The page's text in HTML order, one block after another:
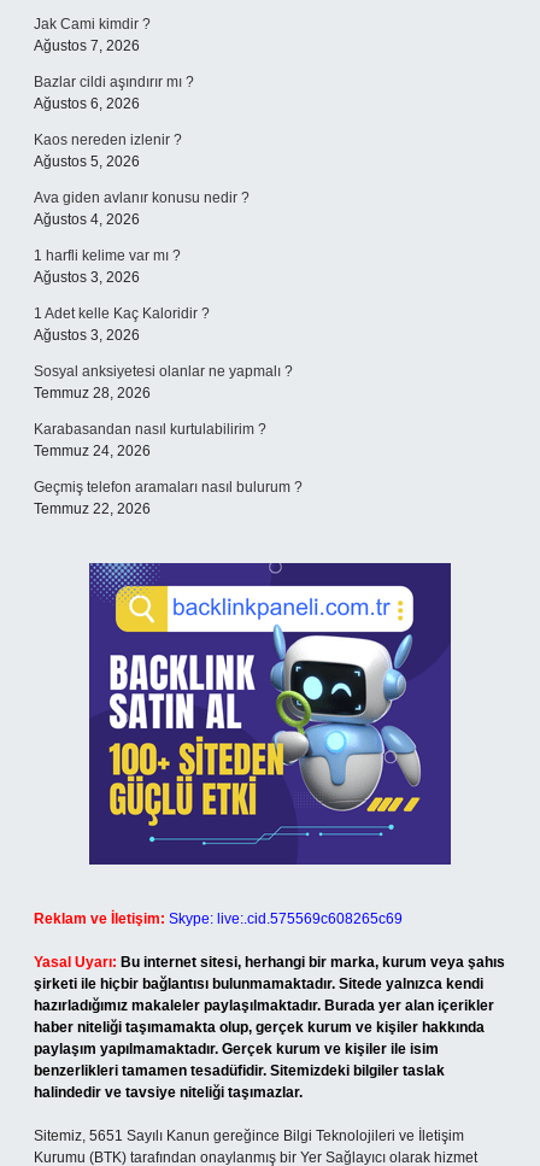
Jak Cami kimdir ?
Ağustos 7, 2026
Bazlar cildi aşındırır mı ?
Ağustos 6, 2026
Kaos nereden izlenir ?
Ağustos 5, 2026
Ava giden avlanır konusu nedir ?
Ağustos 4, 2026
1 harfli kelime var mı ?
Ağustos 3, 2026
1 Adet kelle Kaç Kaloridir ?
Ağustos 3, 2026
Sosyal anksiyetesi olanlar ne yapmalı ?
Temmuz 28, 2026
Karabasandan nasıl kurtulabilirim ?
Temmuz 24, 2026
Geçmiş telefon aramaları nasıl bulurum ?
Temmuz 22, 2026
Reklam ve İletişim: Skype: live:.cid.575569c608265c69
Yasal Uyarı: Bu internet sitesi, herhangi bir marka, kurum veya şahıs
şirketi ile hiçbir bağlantısı bulunmamaktadır. Sitede yalnızca kendi
hazırladığımız makaleler paylaşılmaktadır. Burada yer alan içerikler
haber niteliği taşımamakta olup, gerçek kurum ve kişiler hakkında
paylaşım yapılmamaktadır. Gerçek kurum ve kişiler ile isim
benzerlikleri tamamen tesadüfidir. Sitemizdeki bilgiler taslak
halindedir ve tavsiye niteliği taşımazlar.
Sitemiz, 5651 Sayılı Kanun gereğince Bilgi Teknolojileri ve İletişim
Kurumu (BTK) tarafından onaylanmış bir Yer Sağlayıcı olarak hizmet